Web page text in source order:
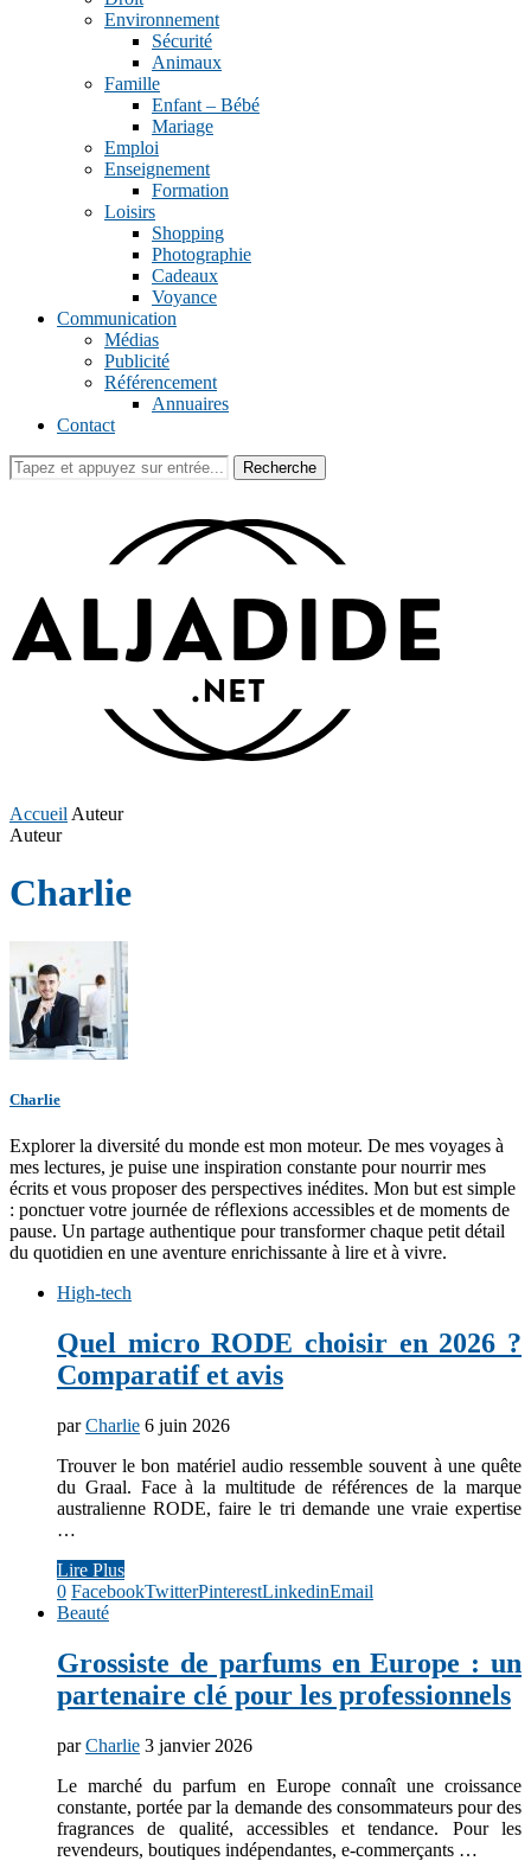
Environnement
Sécurité
Animaux
Famille
Enfant – Bébé
Mariage
Emploi
Enseignement
Formation
Loisirs
Shopping
Photographie
Cadeaux
Voyance
Communication
Médias
Publicité
Référencement
Annuaires
Contact
Recherche
Accueil Auteur
Auteur
Charlie
Charlie
Explorer la diversité du monde est mon moteur. De mes voyages à
mes lectures, je puise une inspiration constante pour nourrir mes
écrits et vous proposer des perspectives inédites. Mon but est simple
: ponctuer votre journée de réflexions accessibles et de moments de
pause. Un partage authentique pour transformer chaque petit détail
du quotidien en une aventure enrichissante à lire et à vivre.
High-tech
Quel micro RODE choisir en 2026 ?
Comparatif et avis
parCharlie 6 juin 2026
Trouver le bon matériel audio ressemble souvent à une quête
du Graal. Face à la multitude de références de la marque
australienne RODE, faire le tri demande une vraie expertise
…
Lire Plus
0 FacebookTwitterPinterestLinkedinEmail
Beauté
Grossiste de parfums en Europe : un
partenaire clé pour les professionnels
parCharlie 3 janvier 2026
Le marché du parfum en Europe connaît une croissance
constante, portée par la demande des consommateurs pour des
fragrances de qualité, accessibles et tendance. Pour les
revendeurs, boutiques indépendantes, e-commerçants …